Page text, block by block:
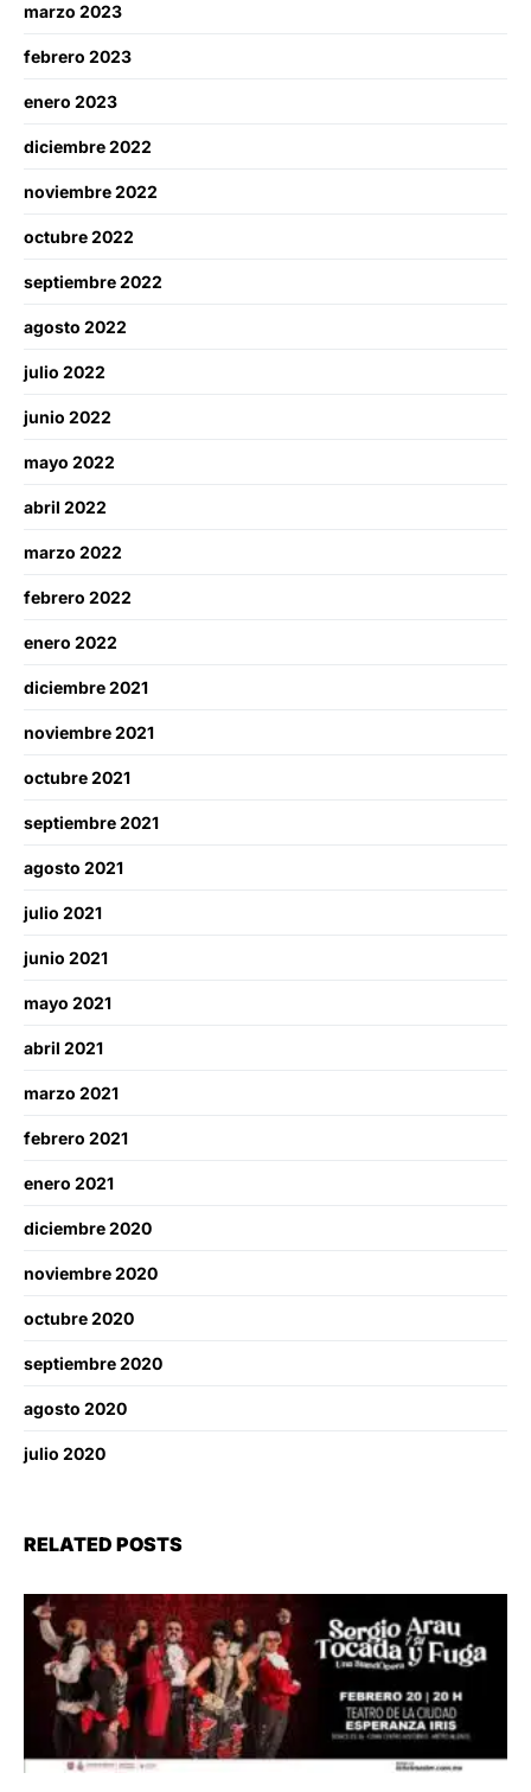
marzo 2023
febrero 2023
enero 2023
diciembre 2022
noviembre 2022
octubre 2022
septiembre 2022
agosto 2022
julio 2022
junio 2022
mayo 2022
abril 2022
marzo 2022
febrero 2022
enero 2022
diciembre 2021
noviembre 2021
octubre 2021
septiembre 2021
agosto 2021
julio 2021
junio 2021
mayo 2021
abril 2021
marzo 2021
febrero 2021
enero 2021
diciembre 2020
noviembre 2020
octubre 2020
septiembre 2020
agosto 2020
julio 2020
RELATED POSTS